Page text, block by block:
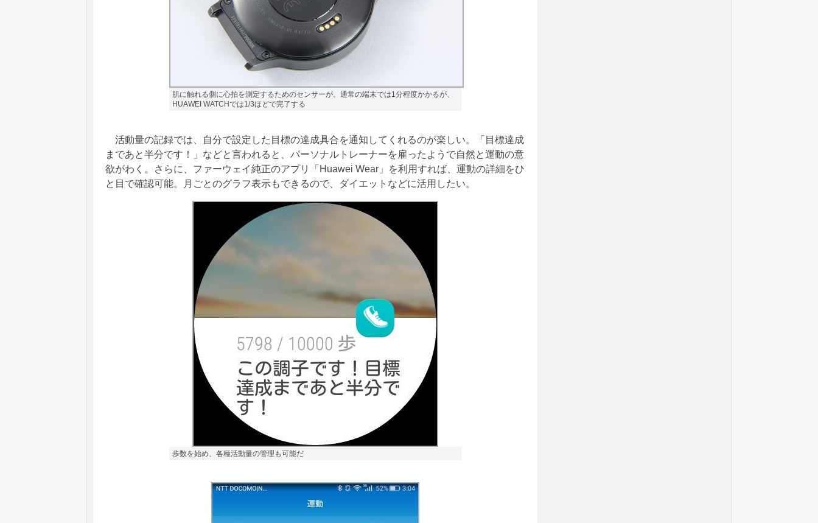
肌に触れる側に心拍を測定するためのセンサーが。通常の端末では1分程度かかるが、
HUAWEI WATCHでは1/3ほどで完了する
活動量の記録では、自分で設定した目標の達成具合を通知してくれるのが楽しい。「目標達成
まであと半分です！」などと言われると、パーソナルトレーナーを雇ったようで自然と運動の意
欲がわく。さらに、ファーウェイ純正のアプリ「Huawei Wear」を利用すれば、運動の詳細をひ
と目で確認可能。月ごとのグラフ表示もできるので、ダイエットなどに活用したい。
歩数を始め、各種活動量の管理も可能だ